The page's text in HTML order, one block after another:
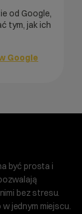
od Google,
tym, jak ich
Google
być prosta i
bez stresu.
jednym miejscu.